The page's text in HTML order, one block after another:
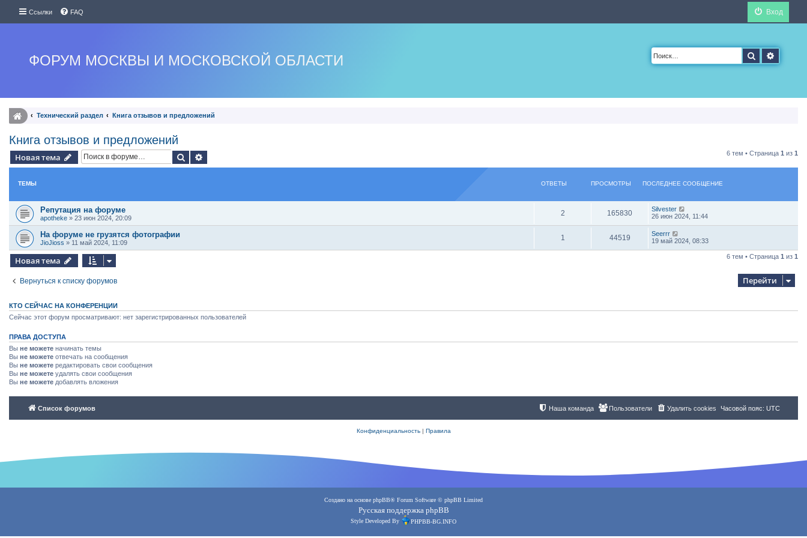
Ссылки FAQ Вход
ФОРУМ МОСКВЫ И МОСКОВСКОЙ ОБЛАСТИ Поиск
Технический раздел Книга отзывов и предложений
Книга отзывов и предложений
Новая тема Поиск 6 тем • Страница 1 из 1
ТЕМЫ ОТВЕТЫ ПРОСМОТРЫ ПОСЛЕДНЕЕ СООБЩЕНИЕ
Репутация на форуме
apotheke » 23 июн 2024, 20:09
2 165830
Silvester
26 июн 2024, 11:44
На форуме не грузятся фотографии
JioJioss » 11 май 2024, 11:09
1 44519
Seerrr
19 май 2024, 08:33
Новая тема 6 тем • Страница 1 из 1
Вернуться к списку форумов Перейти
КТО СЕЙЧАС НА КОНФЕРЕНЦИИ
Сейчас этот форум просматривают: нет зарегистрированных пользователей
ПРАВА ДОСТУПА
Вы не можете начинать темы
Вы не можете отвечать на сообщения
Вы не можете редактировать свои сообщения
Вы не можете удалять свои сообщения
Вы не можете добавлять вложения
Список форумов Часовой пояс: UTC
Удалить cookies
Пользователи
Наша команда
Конфиденциальность| Правила
Создано на основе phpBB® Forum Software © phpBB Limited
Русская поддержка phpBB
Style Developed By PHPBB-BG.INFO